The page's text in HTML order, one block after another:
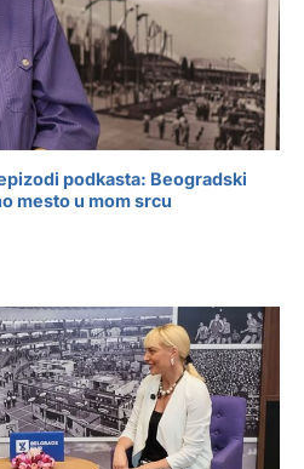
podkasta: Beogradski
mesto u mom srcu